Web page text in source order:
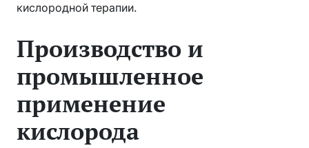
кислородной терапии.
Производство и
промышленное
применение
кислорода